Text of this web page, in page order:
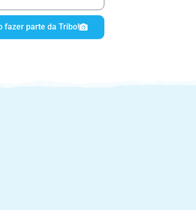
fazer parte da Tribo!